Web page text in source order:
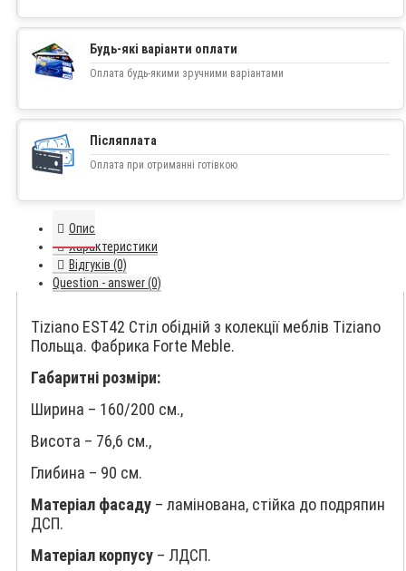
Будь-які варіанти оплати
Оплата будь-якими зручними варіантами
Післяплата
Оплата при отриманні готівкою
Опис
Характеристики
Відгуків (0)
Question - answer (0)
Tiziano EST42 Стіл обідній з колекції меблів Tiziano
Польща. Фабрика Forte Meble.
Габаритні розміри:
Ширина – 160/200 см.,
Висота – 76,6 см.,
Глибина – 90 см.
Матеріал фасаду – ламінована, стійка до подряпин
ДСП.
Матеріал корпусу – ЛДСП.